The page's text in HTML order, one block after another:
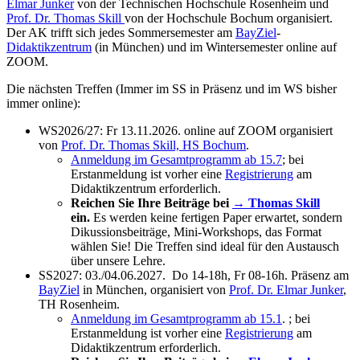
Elmar Junkervon der Technischen Hochschule Rosenheim und
Prof. Dr. Thomas Skill von der Hochschule Bochum organisiert.
Der AK trifft sich jedes Sommersemester am BayZiel-
Didaktikzentrum (in München) und im Wintersemester online auf
ZOOM.
Die nächsten Treffen (Immer im SS in Präsenz und im WS bisher
immer online):
WS2026/27: Fr 13.11.2026. online auf ZOOM organisiert
von Prof. Dr. Thomas Skill, HS Bochum.
Anmeldung im Gesamtprogramm ab 15.7; bei
Erstanmeldung ist vorher eine Registrierung am
Didaktikzentrum erforderlich.
Reichen Sie Ihre Beiträge bei → Thomas Skill
ein. Es werden keine fertigen Paper erwartet, sondern
Dikussionsbeiträge, Mini-Workshops, das Format
wählen Sie! Die Treffen sind ideal für den Austausch
über unsere Lehre.
SS2027: 03./04.06.2027. Do 14-18h, Fr 08-16h. Präsenz am
BayZiel in München, organisiert von Prof. Dr. Elmar Junker,
TH Rosenheim.
Anmeldung im Gesamtprogramm ab 15.1 . ; bei
Erstanmeldung ist vorher eine Registrierung am
Didaktikzentrum erforderlich.